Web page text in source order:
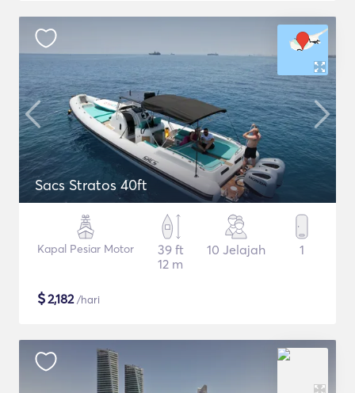
Sacs Stratos 40ft
Kapal Pesiar Motor
39 ft
12 m
10 Jelajah 1
$2,182/hari